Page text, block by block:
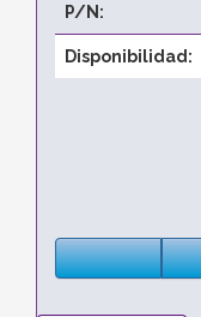
P/N:
Disponibilidad: